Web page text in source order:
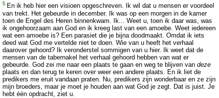
5 En ik heb hier een visioen opgeschreven. Ik wil dat u mensen er voordeel
van trekt. Het gebeurde in december. Ik was op een morgen in de kamer
toen de Engel des Heren binnenkwam. Ik... Weet u, toen ik daar was, was
ik ongehoorzaam aan God en ik kreeg last van een amoebe. Weet iedereen
wat een amoebe is? Een parasiet die je bijna doodmaakt. Omdat ik iets
deed wat God me vertelde niet te doen. Wie van u heeft het verhaal
daarover gehoord? Ik veronderstel sommigen van u hier. Ik weet dat de
mensen van de tabernakel het verhaal gehoord hebben van wat er
gebeurde. God zei me naar een plaats te gaan en weg te blijven van deze
plaats en dan terug te keren over weer een andere plaats. En ik liet de
predikers me eruit vandaan praten. Nu, predikers zijn wonderbaar en ze zijn
mijn broeders, maar je moet je houden aan wat God je zegt. Dat is juist. Je
hebt één opdracht, ziet u.